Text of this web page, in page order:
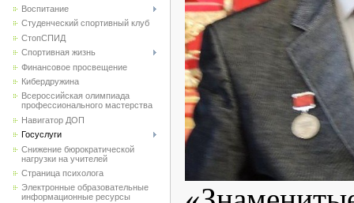
Воспитание
Студенческий спортивный клуб
CтопСПИД
Спортивная жизнь
Финансовое просвещение
Кибердружина
Всероссийская олимпиада
профессионального мастерства
Навигатор ДОП
Госуслуги
Снижение бюрократической
нагрузки на учителей
Страница психолога
Электронные образовательные
информационные ресурсы